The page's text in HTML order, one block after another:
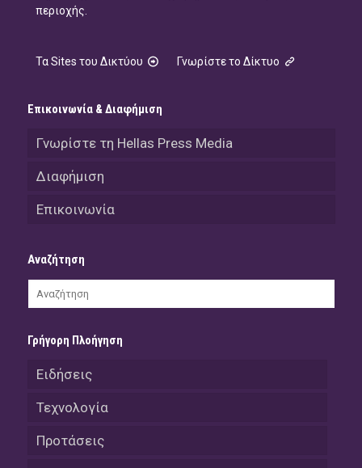
περιοχής.
Τα Sites του Δικτύου Γνωρίστε το Δίκτυο
Επικοινωνία & Διαφήμιση
Γνωρίστε τη Hellas Press Media
Διαφήμιση
Επικοινωνία
Αναζήτηση
Γρήγορη Πλοήγηση
Ειδήσεις
Τεχνολογία
Προτάσεις